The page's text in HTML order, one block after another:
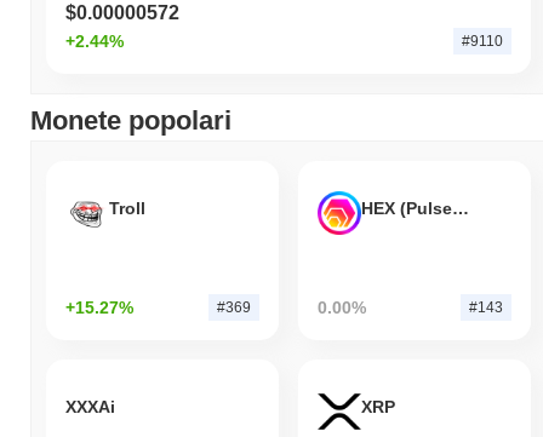
$0.00000572
+2.44% #9110
Monete popolari
Troll
+15.27% #369
HEX (Pulsechain)
0.00% #143
XXXAi XRP